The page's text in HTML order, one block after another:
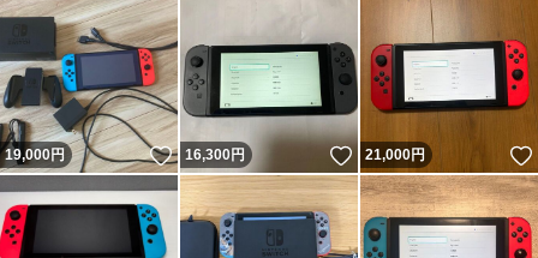
19,000円 いいね！
16,300円 いいね！
21,000円